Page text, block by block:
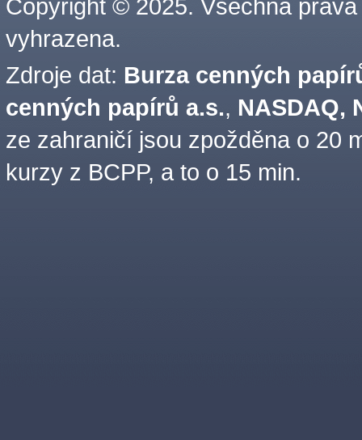
Copyright © 2025. Všechna práva
vyhrazena.
Zdroje dat: Burza cenných
cenných papírů a.s., NASDAQ,
ze zahraničí jsou zpožděna o 20
kurzy z BCPP, a to o 15 min.